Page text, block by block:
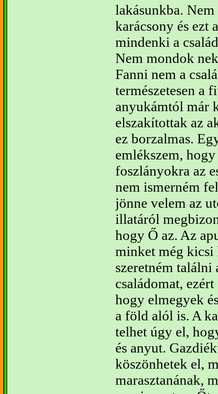
lakásunkba.
karácsony és ezt
mindenki a
Nem mondok
Fanni nem a
természetesen a
anyukámtól már
elszakítottak az
ez borzalmas.
emlékszem,
foszlányokra az
nem ismerném
jönne velem az
illatáról
hogy Ő az. Az
minket még
szeretném találni
családomat,
hogy elmegyek
a föld alól is. A
telhet úgy el,
és anyut.
köszönhetek el,
marasztanának,